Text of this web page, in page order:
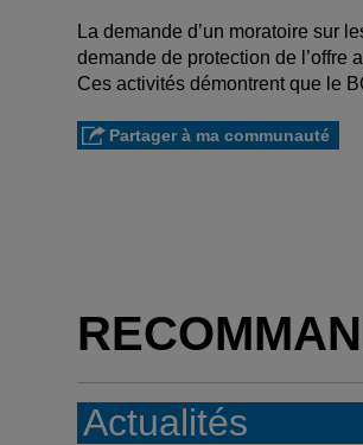
La demande d’un moratoire sur
demande de protection de l’offre
Ces activités démontrent que le
Partager à ma communauté
Actualités